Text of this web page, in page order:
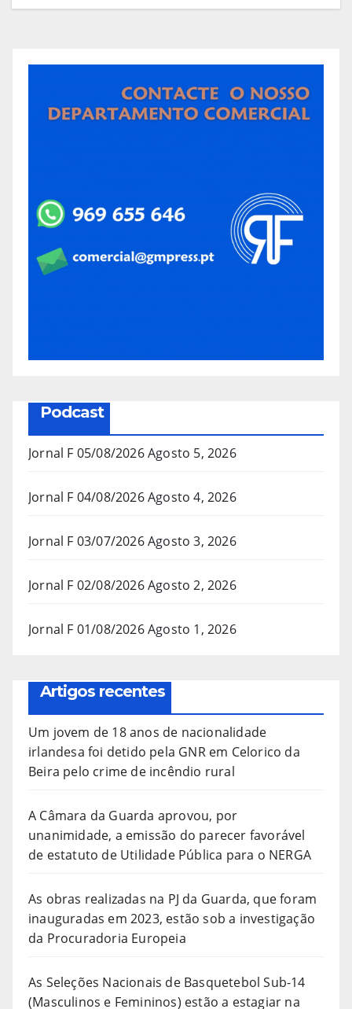
Podcast
Jornal F 05/08/2026Agosto 5, 2026
Jornal F 04/08/2026Agosto 4, 2026
Jornal F 03/07/2026Agosto 3, 2026
Jornal F 02/08/2026Agosto 2, 2026
Jornal F 01/08/2026Agosto 1, 2026
Artigos recentes
Um jovem de 18 anos de nacionalidade
irlandesa foi detido pela GNR em Celorico da
Beira pelo crime de incêndio rural
A Câmara da Guarda aprovou, por
unanimidade, a emissão do parecer favorável
de estatuto de Utilidade Pública para o NERGA
As obras realizadas na PJ da Guarda, que foram
inauguradas em 2023, estão sob a investigação
da Procuradoria Europeia
As Seleções Nacionais de Basquetebol Sub-14
(Masculinos e Femininos) estão a estagiar na